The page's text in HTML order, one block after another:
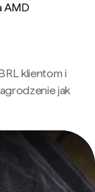
AMD
klientom i
jak